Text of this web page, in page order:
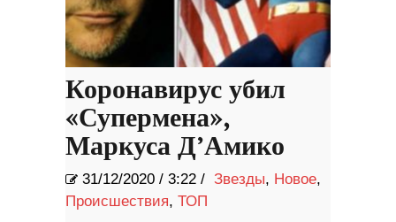
Коронавирус убил
«Супермена»,
Маркуса Д’Амико
31/12/2020 / 3:22 / Звезды, Новое,
Происшествия, ТОП